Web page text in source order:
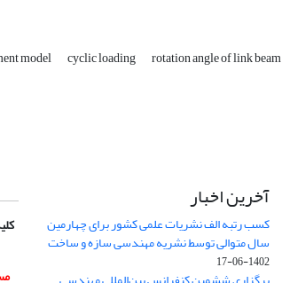
model cyclic loading rotation angle of link beam
آخرین اخبار
کسب رتبه الف نشریات علمی کشور برای چهارمین
سال متوالی توسط نشریه مهندسی سازه و ساخت
1402-06-17